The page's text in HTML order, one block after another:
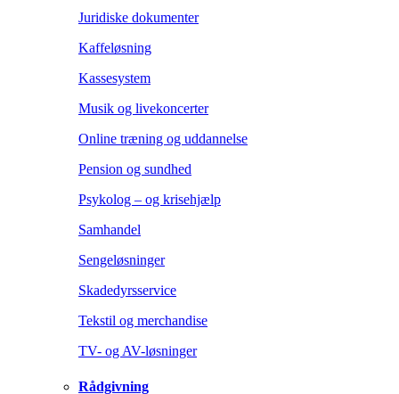
Juridiske dokumenter
Kaffeløsning
Kassesystem
Musik og livekoncerter
Online træning og uddannelse
Pension og sundhed
Psykolog – og krisehjælp
Samhandel
Sengeløsninger
Skadedyrsservice
Tekstil og merchandise
TV- og AV-løsninger
Rådgivning